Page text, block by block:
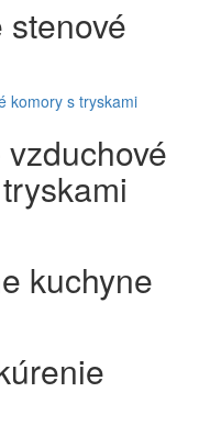
stenové
komory s tryskami
kuchyne